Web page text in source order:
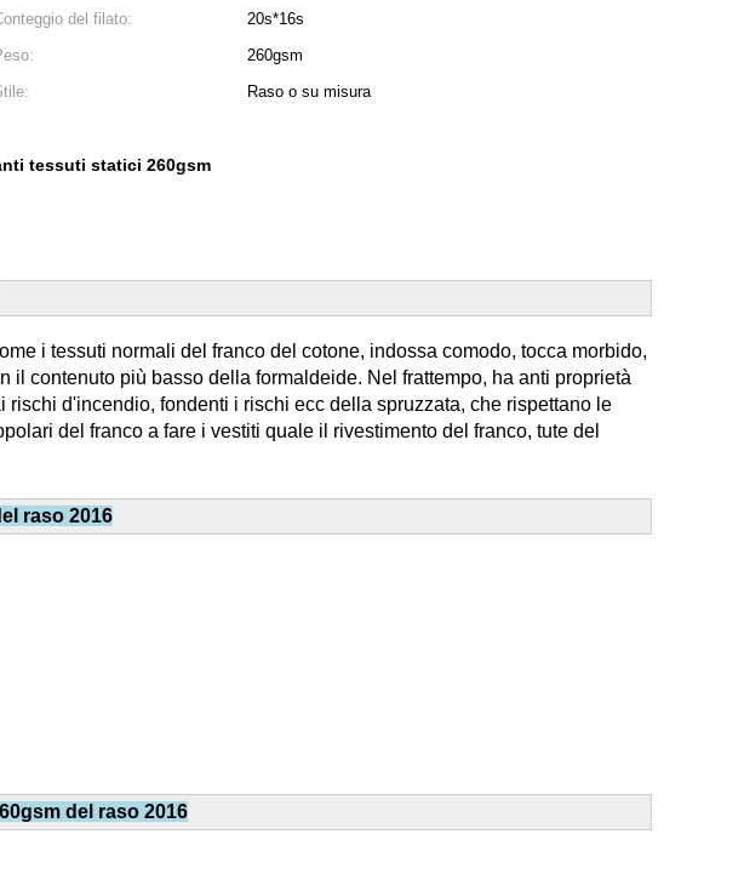
del filato:
20s*16s
260gsm
Raso o su misura
tessuti statici 260gsm
i tessuti normali del franco del cotone, indossa comodo, tocca morbido,
contenuto più basso della formaldeide. Nel frattempo, ha anti proprietà
d'incendio, fondenti i rischi ecc della spruzzata, che rispettano le
del franco a fare i vestiti quale il rivestimento del franco, tute del
raso 2016
del raso 2016